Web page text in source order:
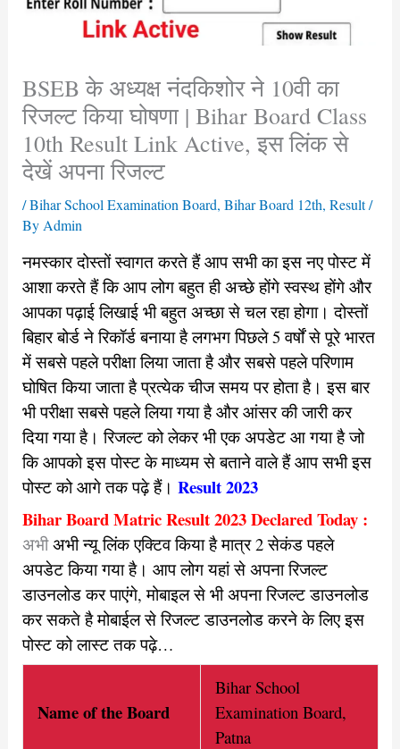
BSEB के अध्यक्ष नंदकिशोर ने 10वी का
रिजल्ट किया घोषणा | Bihar Board Class
10th Result Link Active, इस लिंक से
देखें अपना रिजल्ट
/Bihar School Examination Board, Bihar Board 12th, Result/
By Admin
नमस्कार दोस्तों स्वागत करते हैं आप सभी का इस नए पोस्ट में
आशा करते हैं कि आप लोग बहुत ही अच्छे होंगे स्वस्थ होंगे और
आपका पढ़ाई लिखाई भी बहुत अच्छा से चल रहा होगा। दोस्तों
बिहार बोर्ड ने रिकॉर्ड बनाया है लगभग पिछले 5 वर्षों से पूरे भारत
में सबसे पहले परीक्षा लिया जाता है और सबसे पहले परिणाम
घोषित किया जाता है प्रत्येक चीज समय पर होता है। इस बार
भी परीक्षा सबसे पहले लिया गया है और आंसर की जारी कर
दिया गया है। रिजल्ट को लेकर भी एक अपडेट आ गया है जो
कि आपको इस पोस्ट के माध्यम से बताने वाले हैं आप सभी इस
पोस्ट को आगे तक पढ़े हैं। Result 2023
Bihar Board Matric Result 2023 Declared Today :
अभीअभी न्यू लिंक एक्टिव किया है मात्र 2 सेकंड पहले
अपडेट किया गया है। आप लोग यहां से अपना रिजल्ट
डाउनलोड कर पाएंगे, मोबाइल से भी अपना रिजल्ट डाउनलोड
कर सकते है मोबाईल से रिजल्ट डाउनलोड करने के लिए इस
पोस्ट को लास्ट तक पढ़े…
Name of the Board
Bihar School
Examination Board,
Patna